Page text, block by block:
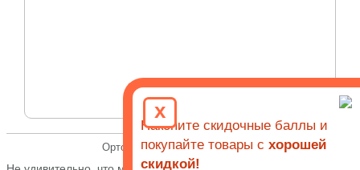
Ортопедические кресла Duorest
x
Накопите скидочные баллы и
покупайте товары с хорошей
скидкой!